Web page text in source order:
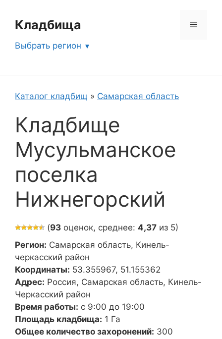
содержимому
Кладбища Меню
Выбрать регион
Каталог кладбищ » Самарская область
Кладбище
Мусульманское
поселка
Нижнегорский
(93 оценок, среднее: 4,37 из 5)
Регион: Самарская область, Кинель-
черкасский район
Координаты: 53.355967, 51.155362
Адрес: Россия, Самарская область, Кинель-
Черкасский район
Время работы: с 9:00 до 19:00
Площадь кладбища: 1 Га
Общее количество захоронений: 300